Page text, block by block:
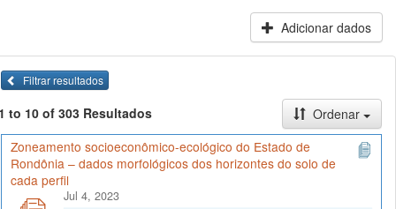
Adicionar dados
Filtrar resultados
to 10 of 303 Resultados
Ordenar
Zoneamento socioeconômico-ecológico do Estado de
Rondônia – dados morfológicos dos horizontes do solo de
cada perfil
Jul 4, 2023